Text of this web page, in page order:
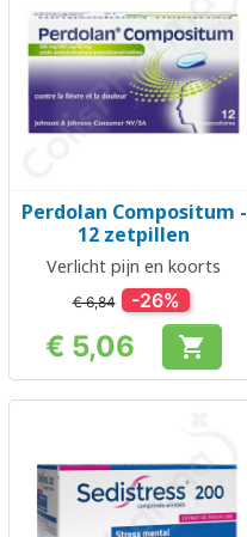
Perdolan Compositum -
12 zetpillen
Verlicht pijn en koorts
€ 6,84 -26%
Prijs
€ 5,06 